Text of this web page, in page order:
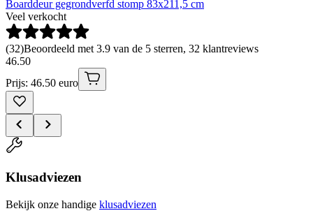
Boarddeur gegrondverfd stomp 83x211,5 cm
Veel verkocht
(32)Beoordeeld met 3.9 van de 5 sterren, 32 klantreviews
46.50
Prijs: 46.50 euro
Klusadviezen
Bekijk onze handige klusadviezen